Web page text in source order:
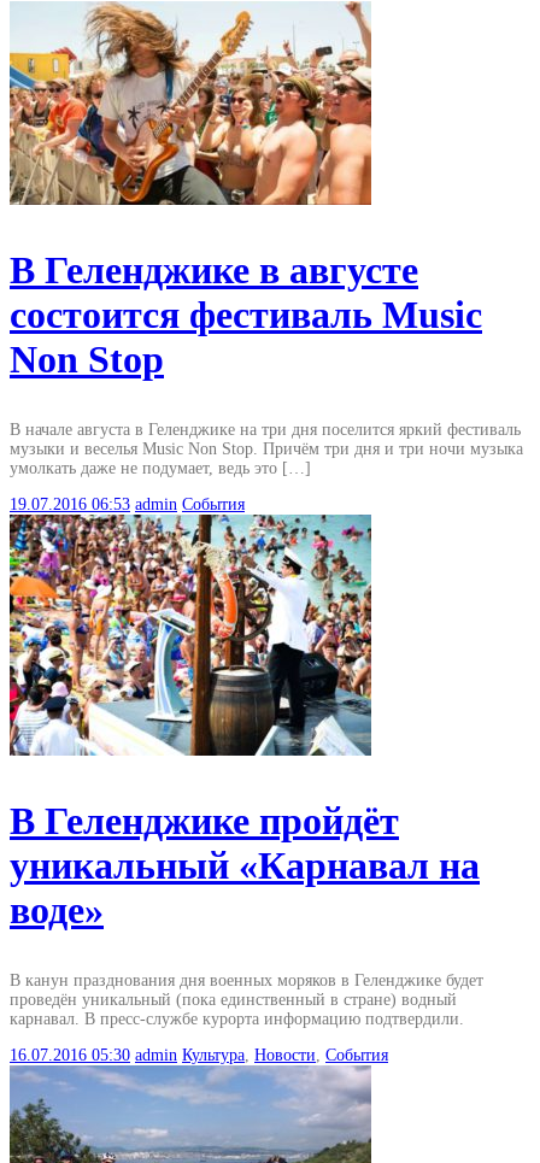
В Геленджике в августе
состоится фестиваль Music
Non Stop
В начале августа в Геленджике на три дня поселится яркий фестиваль
музыки и веселья Music Non Stop. Причём три дня и три ночи музыка
умолкать даже не подумает, ведь это […]
19.07.2016 06:53 admin События
В Геленджике пройдёт
уникальный «Карнавал на
воде»
В канун празднования дня военных моряков в Геленджике будет
проведён уникальный (пока единственный в стране) водный
карнавал. В пресс-службе курорта информацию подтвердили.
16.07.2016 05:30 admin Культура Новости События